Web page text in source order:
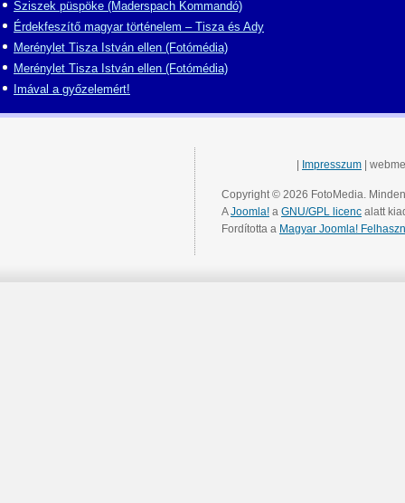
Sziszek püspöke (Maderspach Kommandó)
Érdekfeszítő magyar történelem – Tisza és Ady
Merénylet Tisza István ellen (Fotómédia)
Merénylet Tisza István ellen (Fotómédia)
Imával a győzelemért!
Impresszum |
Copyright © 2026 FotoMedia.
AJoomla! a GNU/GPL licenc alatt
Fordította a Magyar Joomla!